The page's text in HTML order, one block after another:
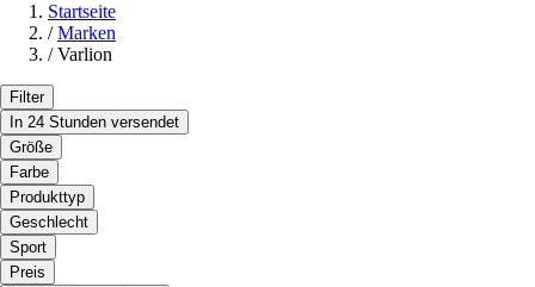
Startseite
/ Marken
/ Varlion
Filter
In 24 Stunden versendet
Größe
Farbe
Produkttyp
Geschlecht
Sport
Preis